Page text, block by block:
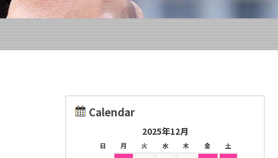
Calendar
2025年12月
日 月 火 水 木 金 土